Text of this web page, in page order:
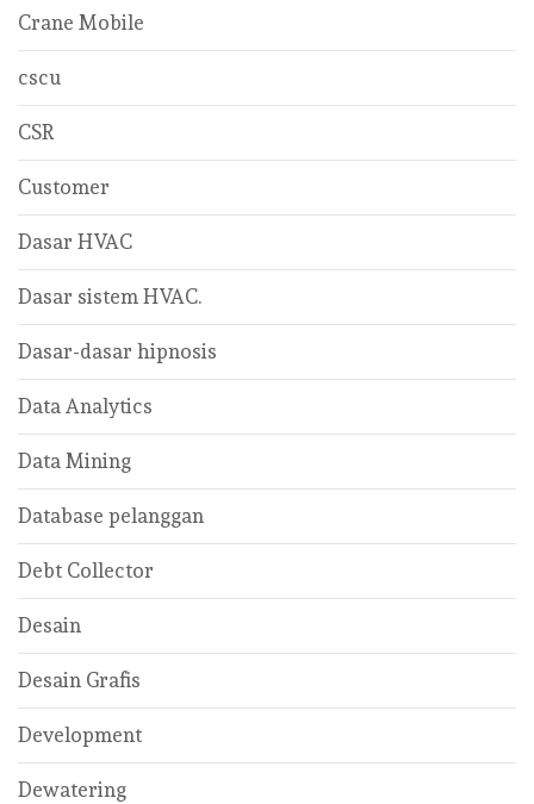
Crane Mobile
cscu
CSR
Customer
Dasar HVAC
Dasar sistem HVAC.
Dasar-dasar hipnosis
Data Analytics
Data Mining
Database pelanggan
Debt Collector
Desain
Desain Grafis
Development
Dewatering